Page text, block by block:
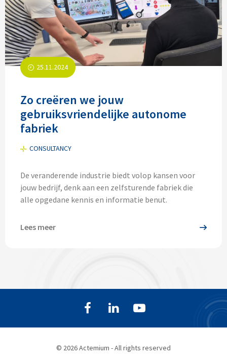
25.11.2024
Zo creëren we jouw
gebruiksvriendelijke autonome
fabriek
CONSULTANCY
De veranderende industrie biedt volop kansen voor
jouw bedrijf, denk aan een zelfsturende fabriek die
alle opgedane kennis en informatie benut.
Lees meer
© 2026 Actemium - All rights reserved